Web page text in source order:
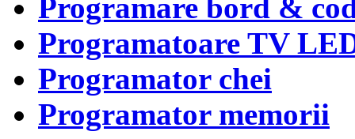
Programare bord &
Programatoare TV
Programator chei
Programator memorii